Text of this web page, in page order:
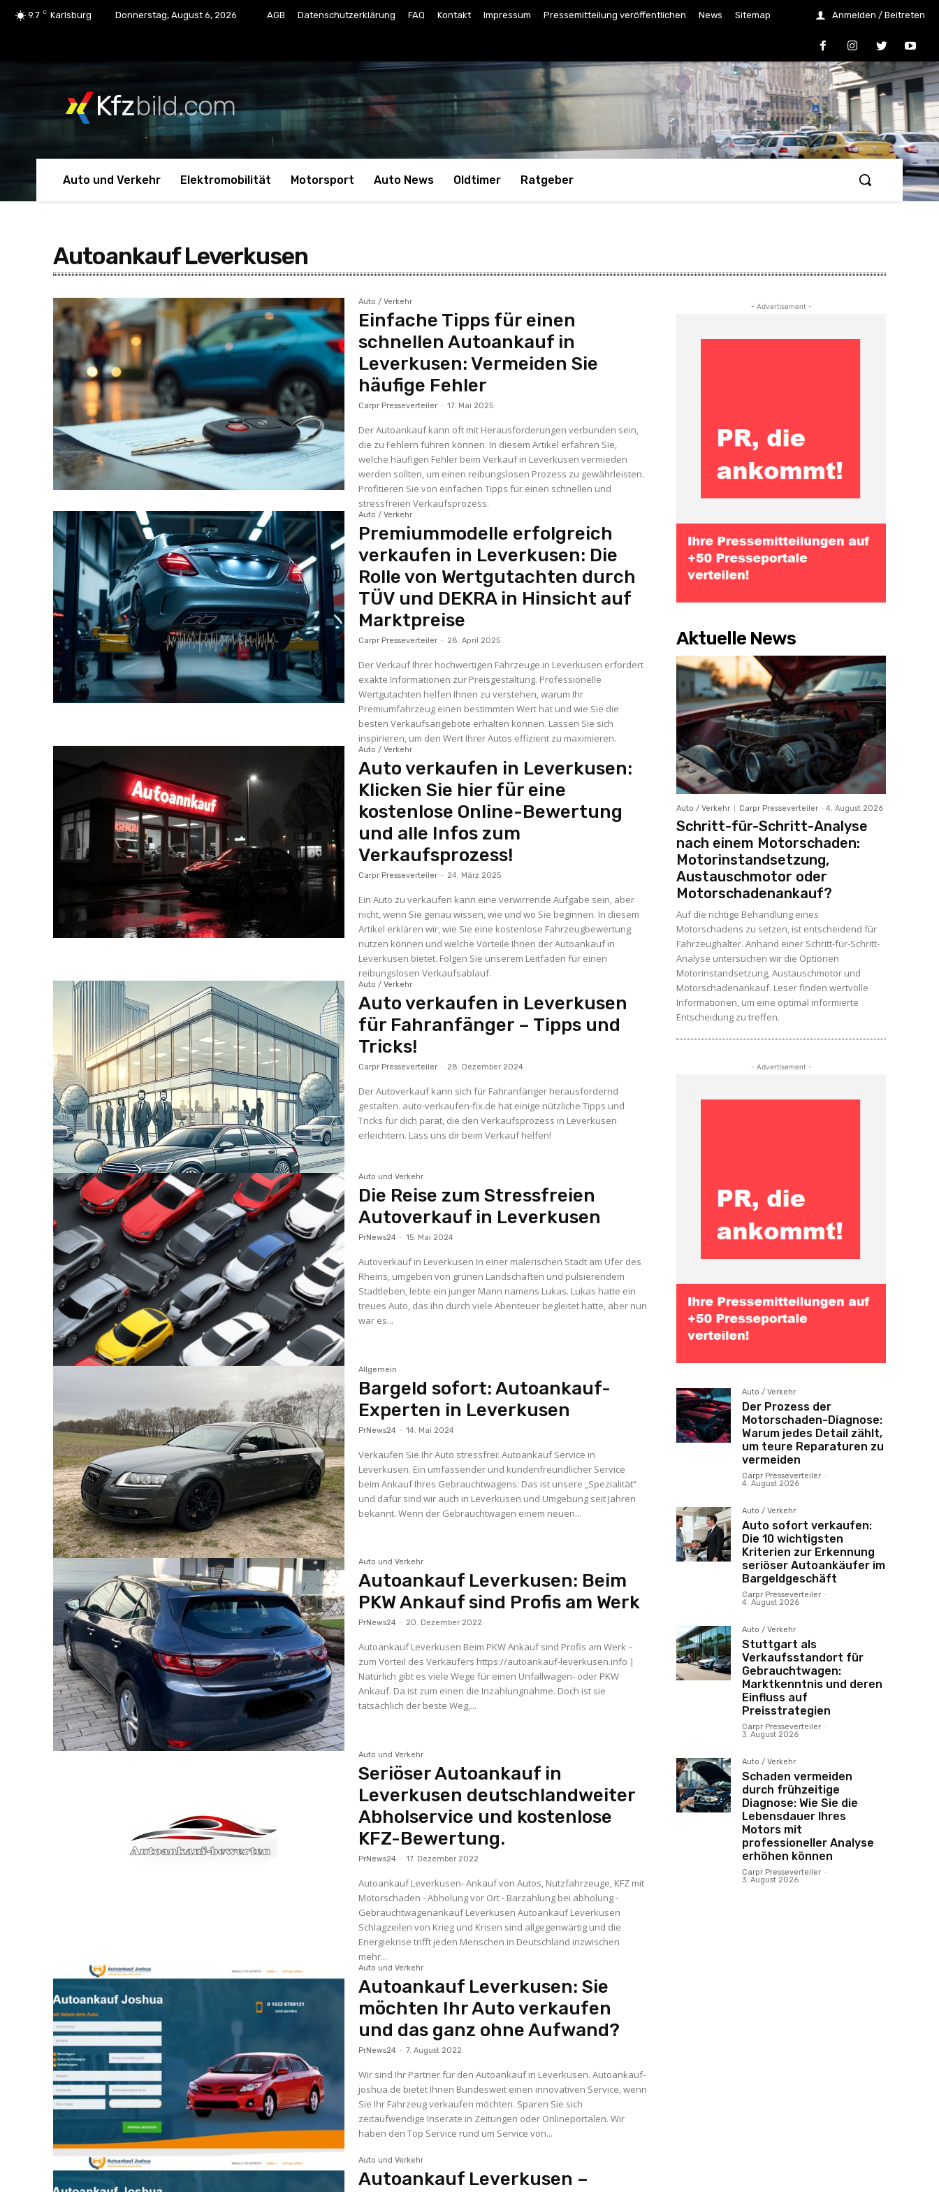
9.7 C Karlsburg Donnerstag, August 6, 2026 AGB Datenschutzerklärung FAQ Kontakt Impressum Pressemitteilung veröffentlichen News Sitemap Anmelden / Beitreten
Kfzbild.com
Auto und Verkehr Elektromobilität Motorsport Auto News Oldtimer Ratgeber
Autoankauf Leverkusen
Auto / Verkehr
Einfache Tipps für einen
schnellen Autoankauf in
Leverkusen: Vermeiden Sie
häufige Fehler
Carpr Presseverteiler - 17. Mai 2025
Der Autoankauf kann oft mit Herausforderungen verbunden sein,
die zu Fehlern führen können. In diesem Artikel erfahren Sie,
welche häufigen Fehler beim Verkauf in Leverkusen vermieden
werden sollten, um einen reibungslosen Prozess zu gewährleisten.
Profitieren Sie von einfachen Tipps für einen schnellen und
stressfreien Verkaufsprozess.
Auto / Verkehr
Premiummodelle erfolgreich
verkaufen in Leverkusen: Die
Rolle von Wertgutachten durch
TÜV und DEKRA in Hinsicht auf
Marktpreise
Carpr Presseverteiler - 28. April 2025
Der Verkauf Ihrer hochwertigen Fahrzeuge in Leverkusen erfordert
exakte Informationen zur Preisgestaltung. Professionelle
Wertgutachten helfen Ihnen zu verstehen, warum Ihr
Premiumfahrzeug einen bestimmten Wert hat und wie Sie die
besten Verkaufsangebote erhalten können. Lassen Sie sich
inspirieren, um den Wert Ihrer Autos effizient zu maximieren.
Auto / Verkehr
Auto verkaufen in Leverkusen:
Klicken Sie hier für eine
kostenlose Online-Bewertung
und alle Infos zum
Verkaufsprozess!
Carpr Presseverteiler - 24. März 2025
Ein Auto zu verkaufen kann eine verwirrende Aufgabe sein, aber
nicht, wenn Sie genau wissen, wie und wo Sie beginnen. In diesem
Artikel erklären wir, wie Sie eine kostenlose Fahrzeugbewertung
nutzen können und welche Vorteile Ihnen der Autoankauf in
Leverkusen bietet. Folgen Sie unserem Leitfaden für einen
reibungslosen Verkaufsablauf.
Auto / Verkehr
Auto verkaufen in Leverkusen
für Fahranfänger – Tipps und
Tricks!
Carpr Presseverteiler - 28. Dezember 2024
Der Autoverkauf kann sich für Fahranfänger herausfordernd
gestalten. auto-verkaufen-fix.de hat einige nützliche Tipps und
Tricks für dich parat, die den Verkaufsprozess in Leverkusen
erleichtern. Lass uns dir beim Verkauf helfen!
Auto und Verkehr
Die Reise zum Stressfreien
Autoverkauf in Leverkusen
PrNews24 - 15. Mai 2024
Autoverkauf in Leverkusen In einer malerischen Stadt am Ufer des
Rheins, umgeben von grünen Landschaften und pulsierendem
Stadtleben, lebte ein junger Mann namens Lukas. Lukas hatte ein
treues Auto, das ihn durch viele Abenteuer begleitet hatte, aber nun
war es...
Allgemein
Bargeld sofort: Autoankauf-
Experten in Leverkusen
PrNews24 - 14. Mai 2024
Verkaufen Sie Ihr Auto stressfrei: Autoankauf Service in
Leverkusen. Ein umfassender und kundenfreundlicher Service
beim Ankauf Ihres Gebrauchtwagens: Das ist unsere „Spezialität“
und dafür sind wir auch in Leverkusen und Umgebung seit Jahren
bekannt. Wenn der Gebrauchtwagen einem neuen...
Auto und Verkehr
Autoankauf Leverkusen: Beim
PKW Ankauf sind Profis am Werk
PrNews24 - 20. Dezember 2022
Autoankauf Leverkusen Beim PKW Ankauf sind Profis am Werk –
zum Vorteil des Verkäufers https://autoankauf-leverkusen.info |
Natürlich gibt es viele Wege für einen Unfallwagen- oder PKW
Ankauf. Da ist zum einen die Inzahlungnahme. Doch ist sie
tatsächlich der beste Weg,...
Auto und Verkehr
Seriöser Autoankauf in
Leverkusen deutschlandweiter
Abholservice und kostenlose
KFZ-Bewertung.
PrNews24 - 17. Dezember 2022
Autoankauf Leverkusen- Ankauf von Autos, Nutzfahrzeuge, KFZ mit
Motorschaden - Abholung vor Ort - Barzahlung bei abholung -
Gebrauchtwagenankauf Leverkusen Autoankauf Leverkusen
Schlagzeilen von Krieg und Krisen sind allgegenwärtig und die
Energiekrise trifft jeden Menschen in Deutschland inzwischen
mehr...
Auto und Verkehr
Autoankauf Leverkusen: Sie
möchten Ihr Auto verkaufen
und das ganz ohne Aufwand?
PrNews24 - 7. August 2022
Wir sind Ihr Partner für den Autoankauf in Leverkusen. Autoankauf-
joshua.de bietet Ihnen Bundesweit einen innovativen Service, wenn
Sie Ihr Fahrzeug verkaufen möchten. Sparen Sie sich
zeitaufwendige Inserate in Zeitungen oder Onlineportalen. Wir
haben den Top Service rund um Service von...
Auto und Verkehr
Autoankauf Leverkusen –
- Advertisement -
Aktuelle News
Auto / Verkehr Carpr Presseverteiler - 4. August 2026
Schritt-für-Schritt-Analyse
nach einem Motorschaden:
Motorinstandsetzung,
Austauschmotor oder
Motorschadenankauf?
Auf die richtige Behandlung eines
Motorschadens zu setzen, ist entscheidend für
Fahrzeughalter. Anhand einer Schritt-für-Schritt-
Analyse untersuchen wir die Optionen
Motorinstandsetzung, Austauschmotor und
Motorschadenankauf. Leser finden wertvolle
Informationen, um eine optimal informierte
Entscheidung zu treffen.
- Advertisement -
Auto / Verkehr
Der Prozess der
Motorschaden-Diagnose:
Warum jedes Detail zählt,
um teure Reparaturen zu
vermeiden
Carpr Presseverteiler -
4. August 2026
Auto / Verkehr
Auto sofort verkaufen:
Die 10 wichtigsten
Kriterien zur Erkennung
seriöser Autoankäufer im
Bargeldgeschäft
Carpr Presseverteiler -
4. August 2026
Auto / Verkehr
Stuttgart als
Verkaufsstandort für
Gebrauchtwagen:
Marktkenntnis und deren
Einfluss auf
Preisstrategien
Carpr Presseverteiler -
3. August 2026
Auto / Verkehr
Schaden vermeiden
durch frühzeitige
Diagnose: Wie Sie die
Lebensdauer Ihres
Motors mit
professioneller Analyse
erhöhen können
Carpr Presseverteiler -
3. August 2026